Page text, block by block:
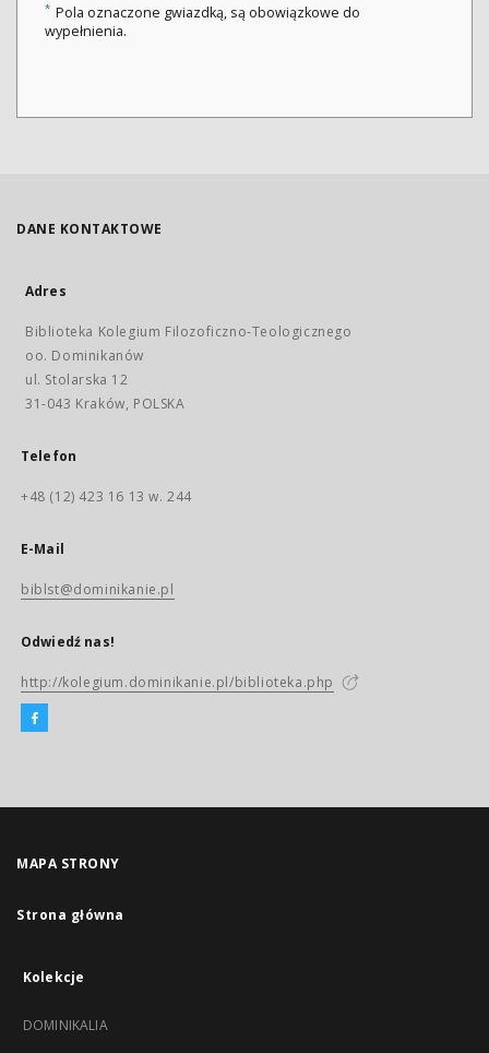
* Pola oznaczone gwiazdką, są obowiązkowe do
wypełnienia.
DANE KONTAKTOWE
Adres
Biblioteka Kolegium Filozoficzno-Teologicznego
oo. Dominikanów
ul. Stolarska 12
31-043 Kraków, POLSKA
Telefon
+48 (12) 423 16 13 w. 244
E-Mail
biblst@dominikanie.pl
Odwiedź nas!
http://kolegium.dominikanie.pl/biblioteka.php
MAPA STRONY
Strona główna
Kolekcje
DOMINIKALIA